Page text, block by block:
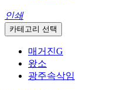
인쇄
카테고리 선택
매거진G
왔소
광주속삭임